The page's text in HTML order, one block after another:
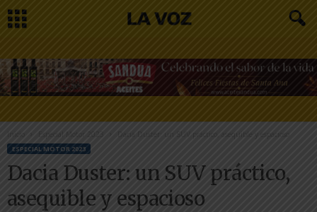
Inicio Dacia Duster: un SUV práctico, asequible y espacioso
ESPECIAL MOTOR 2023
Dacia Duster: un SUV práctico,
asequible y espacioso